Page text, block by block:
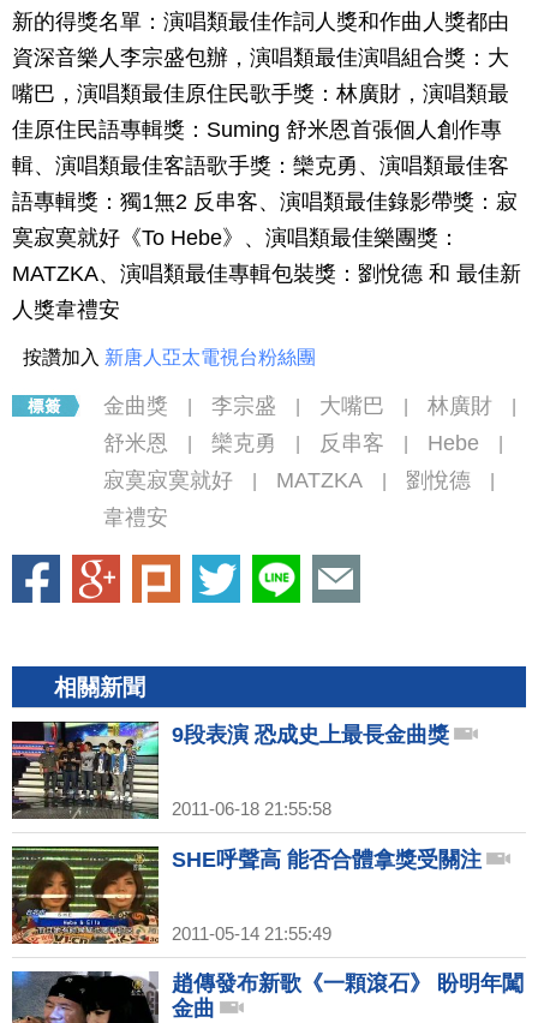
新的得獎名單：演唱類最佳作詞人獎和作曲人獎都由
資深音樂人李宗盛包辦，演唱類最佳演唱組合獎：大
嘴巴，演唱類最佳原住民歌手獎：林廣財，演唱類最
佳原住民語專輯獎：Suming 舒米恩首張個人創作專
輯、演唱類最佳客語歌手獎：欒克勇、演唱類最佳客
語專輯獎：獨1無2 反串客、演唱類最佳錄影帶獎：寂
寞寂寞就好《To Hebe》、演唱類最佳樂團獎：
MATZKA、演唱類最佳專輯包裝獎：劉悅德 和 最佳新
人獎韋禮安
按讚加入 新唐人亞太電視台粉絲團
金曲獎 李宗盛 大嘴巴 林廣財
舒米恩 欒克勇 反串客 Hebe
寂寞寂寞就好 MATZKA 劉悅德
韋禮安
相關新聞
9段表演 恐成史上最長金曲獎
2011-06-18 21:55:58
SHE呼聲高 能否合體拿獎受關注
2011-05-14 21:55:49
趙傳發布新歌《一顆滾石》 盼明年闖
金曲